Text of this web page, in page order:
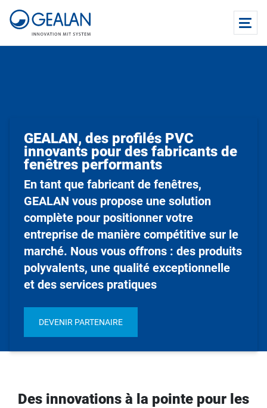
GEALAN, des profilés PVC
innovants pour des fabricants de
fenêtres performants
En tant que fabricant de fenêtres,
GEALAN vous propose une solution
complète pour positionner votre
entreprise de manière compétitive sur le
marché. Nous vous offrons : des produits
polyvalents, une qualité exceptionnelle
et des services pratiques
DEVENIR PARTENAIRE
Des innovations à la pointe pour les